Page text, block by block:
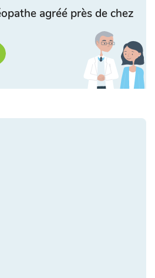
agréé près de chez